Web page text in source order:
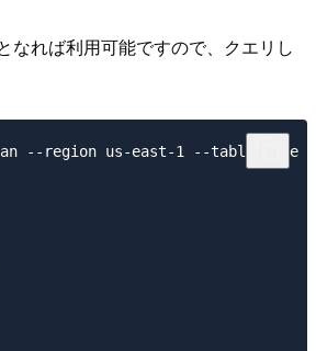
なれば利用可能ですので、クエリし
--region us-east-1 --table-name